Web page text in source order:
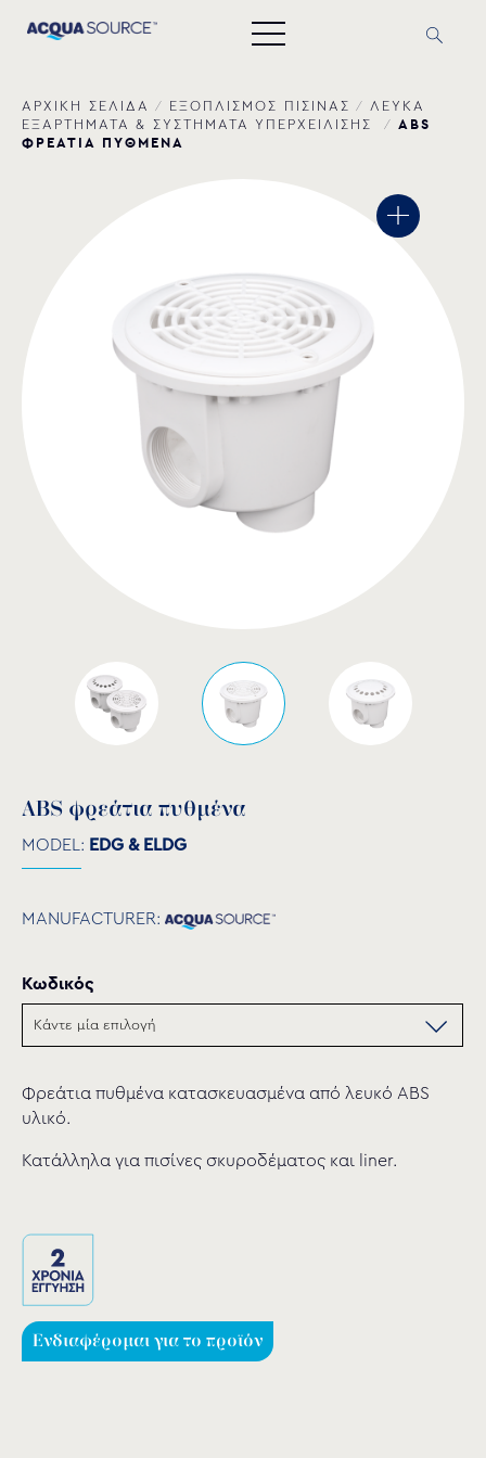
ΑΡΧΙΚΗ ΣΕΛΙΔΑ / ΕΞΟΠΛΙΣΜΟΣ ΠΙΣΙΝΑΣ /
ΛΕΥΚΑ
ΕΞΑΡΤΗΜΑΤΑ & ΣΥΣΤΗΜΑΤΑ ΥΠΕΡΧΕΙΛΙΣΗΣ
/ ABS
ΦΡΕΑΤΙΑ ΠΥΘΜΕΝΑ
ABS φρεάτια πυθμένα
MODEL: EDG & ELDG
MANUFACTURER:
Κωδικός
Φρεάτια πυθμένα κατασκευασμένα από λευκό ABS
υλικό.
Κατάλληλα για πισίνες σκυροδέματος και liner.
Ενδιαφέρομαι για το προϊόν